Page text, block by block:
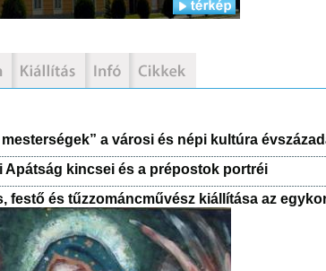
a városi és népi kultúra
Apátság kincsei és a prépostok portréi
festő és tűzzománcművész kiállítása az